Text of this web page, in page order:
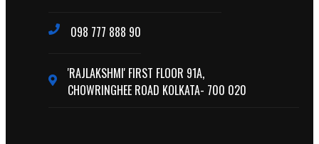
098 777 888 90
'RAJLAKSHMI' FIRST FLOOR 91A,
CHOWRINGHEE ROAD KOLKATA- 700 020